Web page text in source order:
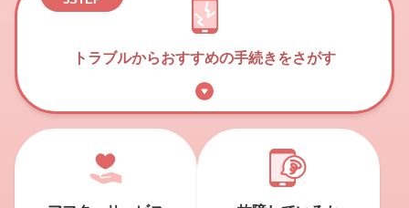
トラブルからおすすめの手続きをさがす